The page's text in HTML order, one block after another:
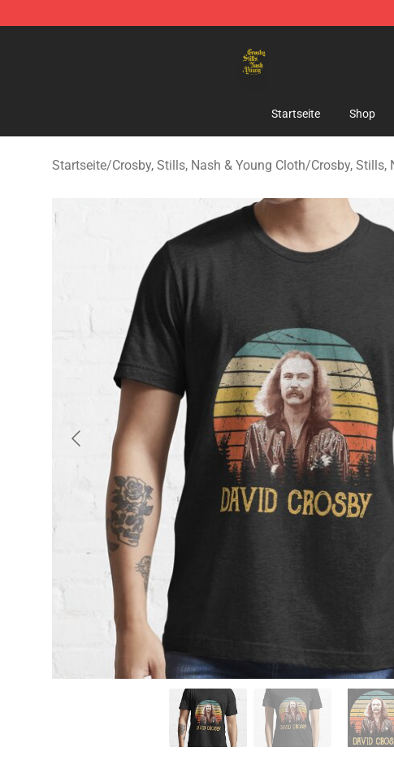
Startseite Shop
Startseite/Crosby, Stills, Nash & Young Cloth/Crosby, Stills,